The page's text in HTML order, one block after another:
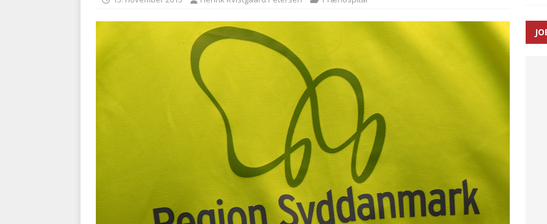
[ 7. august 2026 ] Branche kræver at beskyttelseskøretøjer bliver lovpligtige ved arbejde i
nødsporet
AUTOHJÆLP